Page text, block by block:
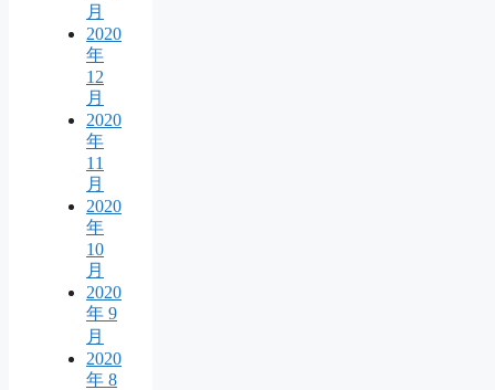
月
2020
年
12
月
2020
年
11
月
2020
年
10
月
2020
年 9
月
2020
年 8